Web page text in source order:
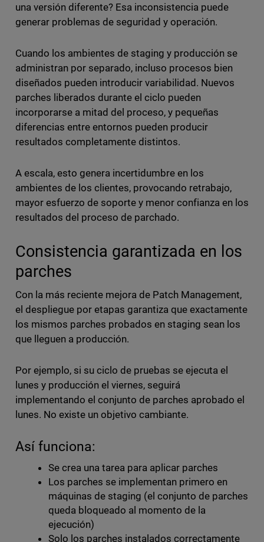
una versión diferente? Esa inconsistencia puede
generar problemas de seguridad y operación.
Cuando los ambientes de staging y producción se
administran por separado, incluso procesos bien
diseñados pueden introducir variabilidad. Nuevos
parches liberados durante el ciclo pueden
incorporarse a mitad del proceso, y pequeñas
diferencias entre entornos pueden producir
resultados completamente distintos.
A escala, esto genera incertidumbre en los
ambientes de los clientes, provocando retrabajo,
mayor esfuerzo de soporte y menor confianza en los
resultados del proceso de parchado.
Consistencia garantizada en los
parches
Con la más reciente mejora de Patch Management,
el despliegue por etapas garantiza que exactamente
los mismos parches probados en staging sean los
que lleguen a producción.
Por ejemplo, si su ciclo de pruebas se ejecuta el
lunes y producción el viernes, seguirá
implementando el conjunto de parches aprobado el
lunes. No existe un objetivo cambiante.
Así funciona:
Se crea una tarea para aplicar parches
Los parches se implementan primero en
máquinas de staging (el conjunto de parches
queda bloqueado al momento de la
ejecución)
Solo los parches instalados correctamente